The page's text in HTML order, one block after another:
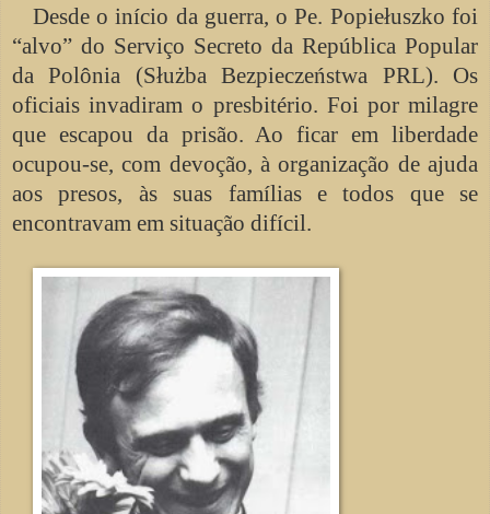
Desde o início da guerra, o Pe. Popiełuszko foi
“alvo” do Serviço Secreto da República Popular
da Polônia (Służba Bezpieczeństwa PRL). Os
oficiais invadiram o presbitério. Foi por milagre
que escapou da prisão. Ao ficar em liberdade
ocupou-se, com devoção, à organização de ajuda
aos presos, às suas famílias e todos que se
encontravam em situação difícil.